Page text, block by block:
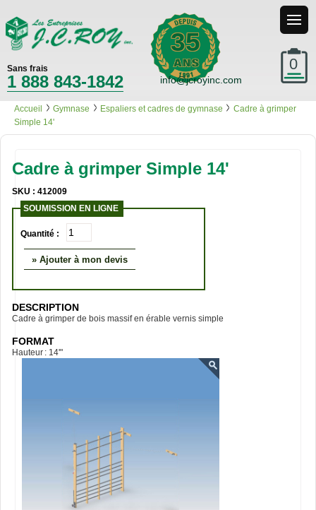
35
0
Sans frais
1 888 843-1842 info@jcroyinc.com
Accueil Gymnase Espaliers et cadres de gymnase
Cadre à grimper
Simple 14'
Cadre à grimper Simple 14'
SKU : 412009
SOUMISSION EN LIGNE
Quantité :
» Ajouter à mon devis
DESCRIPTION
Cadre à grimper de bois massif en érable vernis simple
FORMAT
Hauteur : 14'"